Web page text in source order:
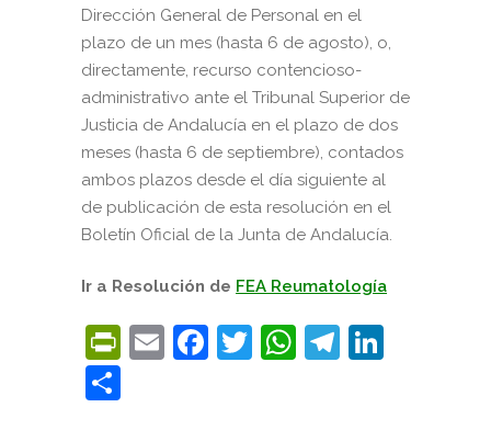
Dirección General de Personal en el
plazo de un mes (hasta 6 de agosto), o,
directamente, recurso contencioso-
administrativo ante el Tribunal Superior de
Justicia de Andalucía en el plazo de dos
meses (hasta 6 de septiembre), contados
ambos plazos desde el día siguiente al
de publicación de esta resolución en el
Boletín Oficial de la Junta de Andalucía.
Ir a Resolución de FEA Reumatología
PrintFriendly
EmailFacebook
Twitter
WhatsApp